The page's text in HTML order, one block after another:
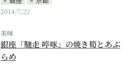
2014/7/22
美味
銀座「馳走 啐啄」の焼き筍とあぶ
らめ